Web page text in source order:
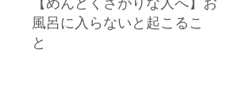
【めんどくさがりな人へ】お
風呂に入らないと起こるこ
と